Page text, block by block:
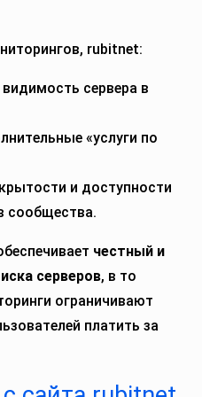
rubitnet:
сервера в
«услуги по
и доступности
сообщества.
честный и
серверов, в то
ограничивают
платить за